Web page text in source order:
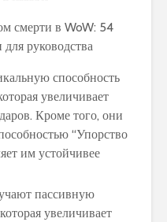
способность
увеличивает
Кроме того, они
“Упорство
им устойчивее
пассивную
увеличивает